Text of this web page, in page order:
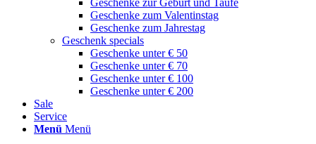
Geschenke zur Geburt und Taufe
Geschenke zum Valentinstag
Geschenke zum Jahrestag
Geschenk specials
Geschenke unter € 50
Geschenke unter € 70
Geschenke unter € 100
Geschenke unter € 200
Sale
Service
Menü Menü